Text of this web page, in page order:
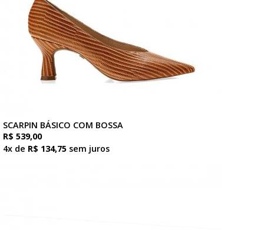
SCARPIN BÁSICO COM BOSSA
R$ 539,00
4x de R$ 134,75 sem juros